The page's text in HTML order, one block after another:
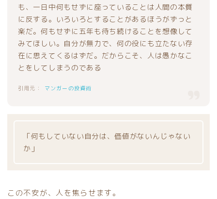
も、一日中何もせずに座っていることは人間の本質
に反する。いろいろとすることがあるほうがずっと
楽だ。何もせずに五年も待ち続けることを想像して
みてほしい。自分が無力で、何の役にも立たない存
在に思えてくるはずだ。だからこそ、人は愚かなこ
とをしてしまうのである
マンガーの投資術
「何もしていない自分は、価値がないんじゃない
か」
この不安が、人を焦らせます。